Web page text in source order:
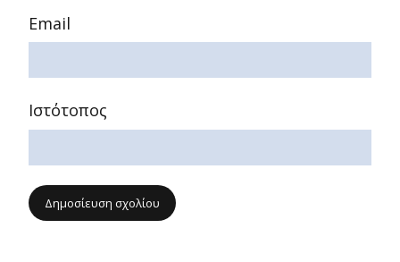
Email
Ιστότοπος